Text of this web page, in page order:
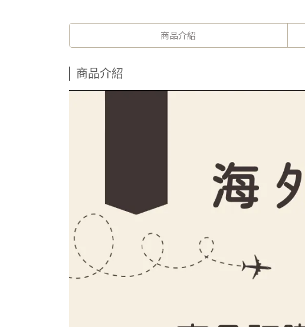
商品介紹
商品介紹